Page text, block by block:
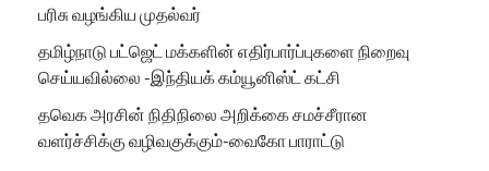
பரிசு வழங்கிய முதல்வர்
தமிழ்நாடு பட்ஜெட் மக்களின் எதிர்பார்ப்புகளை நிறைவு
செய்யவில்லை -இந்தியக் கம்யூனிஸ்ட் கட்சி
தவெக அரசின் நிதிநிலை அறிக்கை சமச்சீரான
வளர்ச்சிக்கு வழிவகுக்கும்-வைகோ பாராட்டு